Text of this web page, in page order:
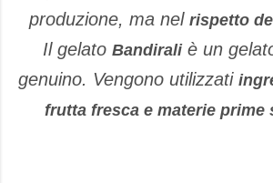
produzione, ma nel rispetto
Il gelato Bandiraliè un
genuino. Vengono utilizzati
frutta fresca e materie prime